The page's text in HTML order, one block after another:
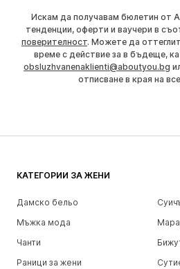
Искам да получавам бюлетин от
тенденции, оферти и ваучери в
поверителност. Можете да
време с действие за в бъдеще,
obsluzhvanenaklienti@aboutyou.bg
отписване в края на
КАТЕГОРИИ ЗА ЖЕНИ
Дамско бельо
Мъжка мода
Чанти
Раници за жени